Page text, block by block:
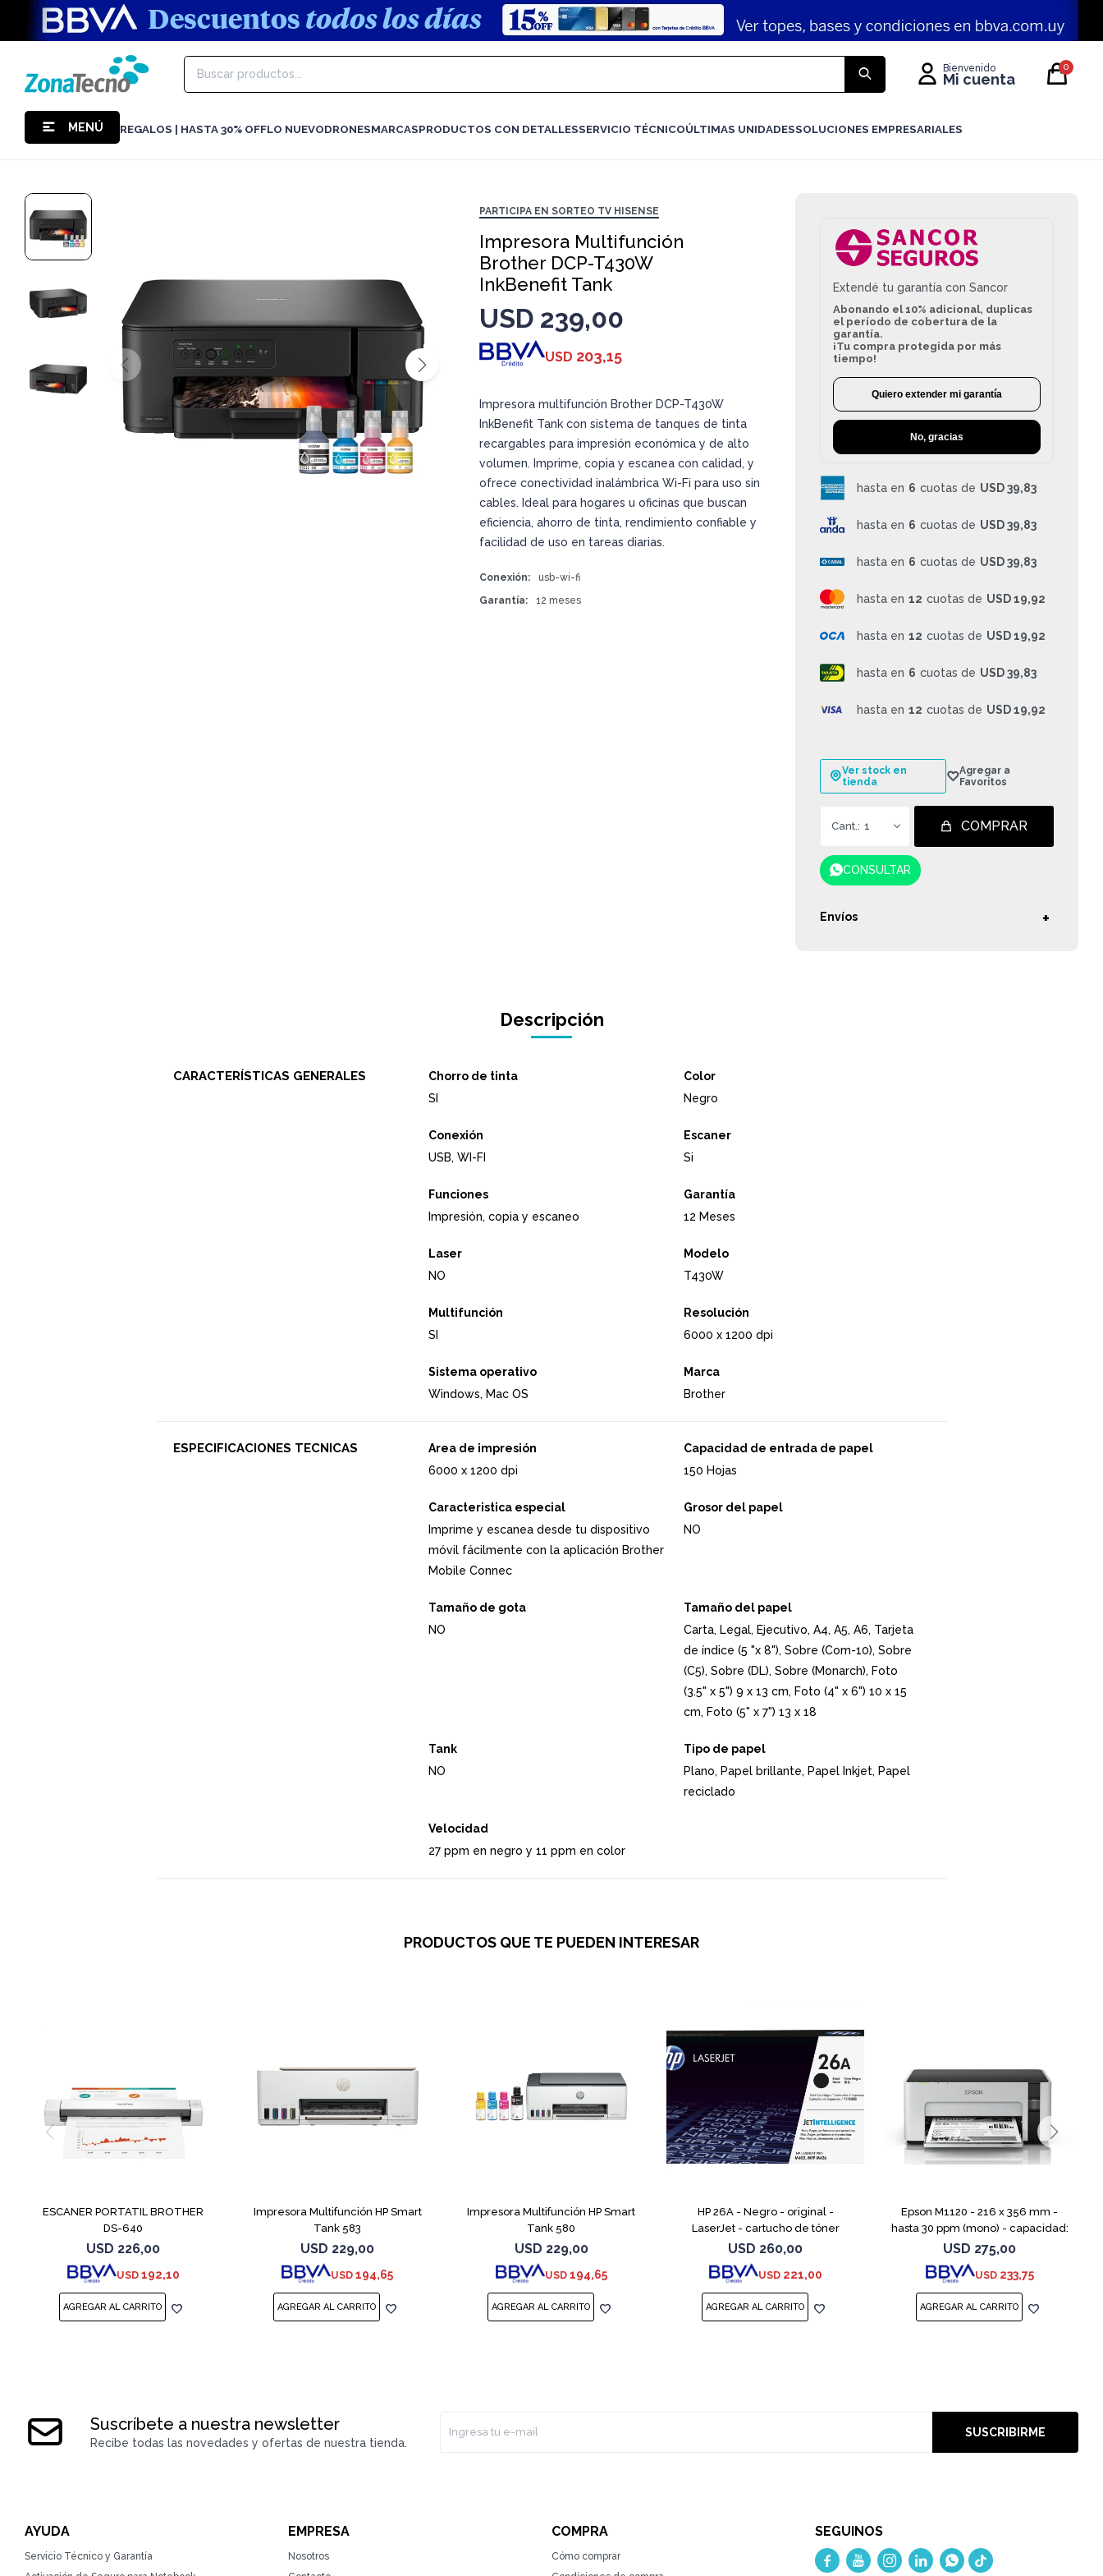
MENÚ REGALOS | HASTA 30% OFFLO NUEVODRONESMARCASPRODUCTOS CON DETALLESSERVICIO TÉCNICOÚLTIMAS UNIDADESSOLUCIONES EMPRESARIALES
0
PARTICIPA EN SORTEO TV HISENSE
Impresora Multifunción
Brother DCP-T430W
InkBenefit Tank
USD 239,00
USD 203,15
Impresora multifunción Brother DCP-T430W
InkBenefit Tank con sistema de tanques de tinta
recargables para impresión económica y de alto
volumen. Imprime, copia y escanea con calidad, y
ofrece conectividad inalámbrica Wi-Fi para uso sin
cables. Ideal para hogares u oficinas que buscan
eficiencia, ahorro de tinta, rendimiento confiable y
facilidad de uso en tareas diarias.
Conexión
usb-wi-fi
Garantía
12 meses
Extendé tu garantía con Sancor
Abonando el 10% adicional, duplicas
el período de cobertura de la
garantía.
¡Tu compra protegida por más
tiempo!
Quiero extender mi garantía
No, gracias
hasta en 6 cuotas de USD 39,83
hasta en 6 cuotas de USD 39,83
hasta en 6 cuotas de USD 39,83
hasta en 12 cuotas de USD 19,92
hasta en 12 cuotas de USD 19,92
hasta en 6 cuotas de USD 39,83
hasta en 12 cuotas de USD 19,92
Ver stock en
tienda
1 COMPRAR
CONSULTAR
Envíos
Descripción
CARACTERÍSTICAS GENERALES
Chorro de tinta
SI
Color
Negro
Conexión
USB, WI-FI
Escaner
Si
Funciones
Impresión, copia y escaneo
Garantía
12 Meses
Laser
NO
Modelo
T430W
Multifunción
SI
Resolución
6000 x 1200 dpi
Sistema operativo
Windows, Mac OS
Marca
Brother
ESPECIFICACIONES TECNICAS
Area de impresión
6000 x 1200 dpi
Capacidad de entrada de papel
150 Hojas
Caracteristica especial
Imprime y escanea desde tu dispositivo
móvil fácilmente con la aplicación Brother
Mobile Connec
Grosor del papel
NO
Tamaño de gota
NO
Tamaño del papel
Carta, Legal, Ejecutivo, A4, A5, A6, Tarjeta
de índice (5 "x 8"), Sobre (Com-10), Sobre
(C5), Sobre (DL), Sobre (Monarch), Foto
(3.5" x 5") 9 x 13 cm, Foto (4" x 6") 10 x 15
cm, Foto (5" x 7") 13 x 18
Tank
NO
Tipo de papel
Plano, Papel brillante, Papel Inkjet, Papel
reciclado
Velocidad
27 ppm en negro y 11 ppm en color
PRODUCTOS QUE TE PUEDEN INTERESAR
ESCANER PORTATIL BROTHER
DS-640
USD 226,00
USD 192,10
Impresora Multifunción HP Smart
Tank 583
USD 229,00
USD 194,65
Impresora Multifunción HP Smart
Tank 580
USD 229,00
USD 194,65
HP 26A - Negro - original -
LaserJet - cartucho de tóner
(CF226A) - para LaserJet Pro M402,
MFP M426
USD 260,00
USD 221,00
Epson M1120 - 216 x 356 mm -
hasta 30 ppm (mono) - capacidad:
150 sheets
USD 275,00
USD 233,75
Suscríbete a nuestra newsletter
Recibe todas las novedades y ofertas de nuestra tienda.
SUSCRIBIRME
AYUDA
Servicio Técnico y Garantía
EMPRESA
Nosotros
COMPRA
Cómo comprar
SEGUINOS
    